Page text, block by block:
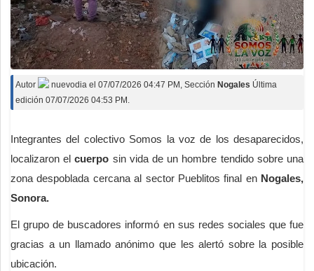
Autor nuevodia el 07/07/2026 04:47 PM , Sección Nogales Última
edición 07/07/2026 04:53 PM.
Integrantes del colectivo Somos la voz de los desaparecidos,
localizaron elcuerpo sin vida de un hombre tendido sobre una
zona despoblada cercana al sector Pueblitos final en Nogales,
Sonora.
El grupo de buscadores informó en sus redes sociales que fue
gracias a un llamado anónimo que les alertó sobre la posible
ubicación.